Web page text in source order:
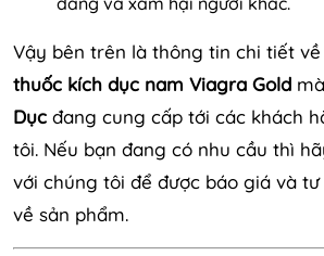
Vậy bên trên là thông tin chi tiết
thuốc kích dục nam Viagra Gold mà
Dục đang cung cấp tới các khách
tôi. Nếu bạn đang có nhu cầu thì
với chúng tôi để được báo giá và
về sản phẩm.